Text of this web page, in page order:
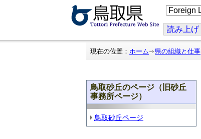
こ
の
ジ
を
翻
読み上げ
現在の位置： ホーム 県の組織と仕事
鳥取砂丘のページ（旧砂丘
事務所ページ）
鳥取砂丘ページ